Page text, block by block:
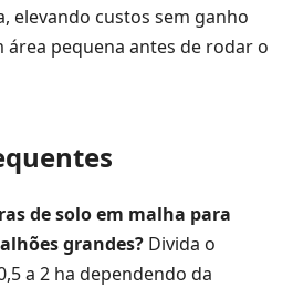
elevando custos sem ganho
área pequena antes de rodar o
de solo em malha para
grandes? Divida o
a 2 ha dependendo da